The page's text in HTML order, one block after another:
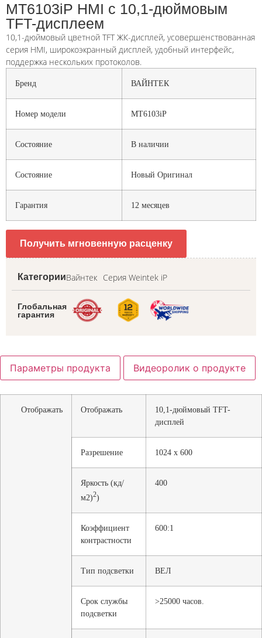
MT6103iP HMI с 10,1-дюймовым
TFT-дисплеем
10,1-дюймовый цветной TFT ЖК-дисплей, усовершенствованная
серия HMI, широкоэкранный дисплей, удобный интерфейс,
поддержка нескольких протоколов.
Бренд ВАЙНТЕК
Номер модели MT6103iP
Состояние В наличии
Состояние Новый Оригинал
Гарантия 12 месяцев
Получить мгновенную расценку
КатегорииВайнтек Серия Weintek iP
Глобальная
гарантия
Параметры продукта Видеоролик о продукте
Отображать Отображать
10,1-дюймовый TFT-
дисплей
Разрешение 1024 х 600
Яркость (кд/
м2)2)
400
Коэффициент
контрастности
600:1
Тип подсветки ВЕЛ
Срок службы
подсветки
>25000 часов.